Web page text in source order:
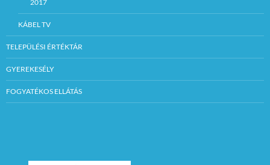
2017
KÁBEL TV
TELEPÜLÉSI ÉRTÉKTÁR
GYEREKESÉLY
FOGYATÉKOS ELLÁTÁS